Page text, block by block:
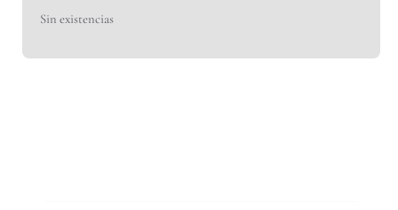
Sin existencias